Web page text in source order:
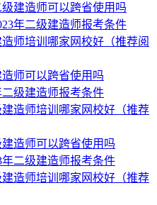
建造师可以跨省使用吗
年二级建造师报考条件
师培训哪家网校好（推荐阅
师可以跨省使用吗
级建造师报考条件
造师培训哪家网校好（推荐
造师可以跨省使用吗
年二级建造师报考条件
造师培训哪家网校好（推荐